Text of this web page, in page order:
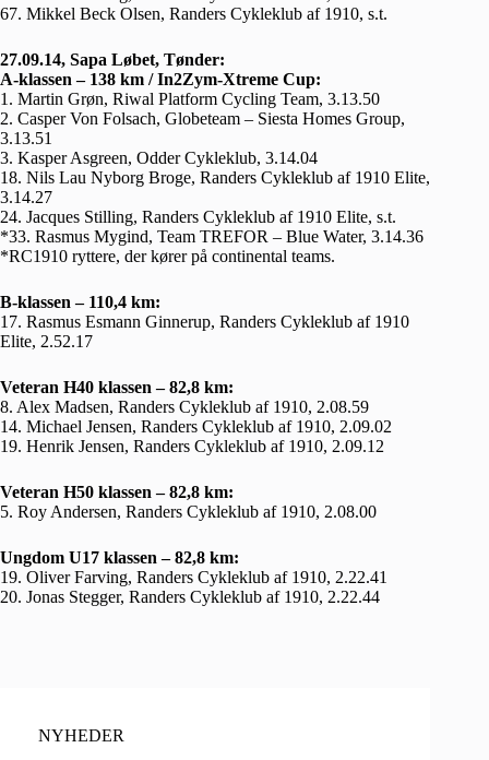
67. Mikkel Beck Olsen, Randers Cykleklub af 1910, s.t.
27.09.14, Sapa Løbet, Tønder:
A-klassen – 138 km / In2Zym-Xtreme Cup:
1. Martin Grøn, Riwal Platform Cycling Team, 3.13.50
2. Casper Von Folsach, Globeteam – Siesta Homes Group,
3.13.51
3. Kasper Asgreen, Odder Cykleklub, 3.14.04
18. Nils Lau Nyborg Broge, Randers Cykleklub af 1910 Elite,
3.14.27
24. Jacques Stilling, Randers Cykleklub af 1910 Elite, s.t.
*33. Rasmus Mygind, Team TREFOR – Blue Water, 3.14.36
*RC1910 ryttere, der kører på continental teams.
B-klassen – 110,4 km:
17. Rasmus Esmann Ginnerup, Randers Cykleklub af 1910
Elite, 2.52.17
Veteran H40 klassen – 82,8 km:
8. Alex Madsen, Randers Cykleklub af 1910, 2.08.59
14. Michael Jensen, Randers Cykleklub af 1910, 2.09.02
19. Henrik Jensen, Randers Cykleklub af 1910, 2.09.12
Veteran H50 klassen – 82,8 km:
5. Roy Andersen, Randers Cykleklub af 1910, 2.08.00
Ungdom U17 klassen – 82,8 km:
19. Oliver Farving, Randers Cykleklub af 1910, 2.22.41
20. Jonas Stegger, Randers Cykleklub af 1910, 2.22.44
NYHEDER